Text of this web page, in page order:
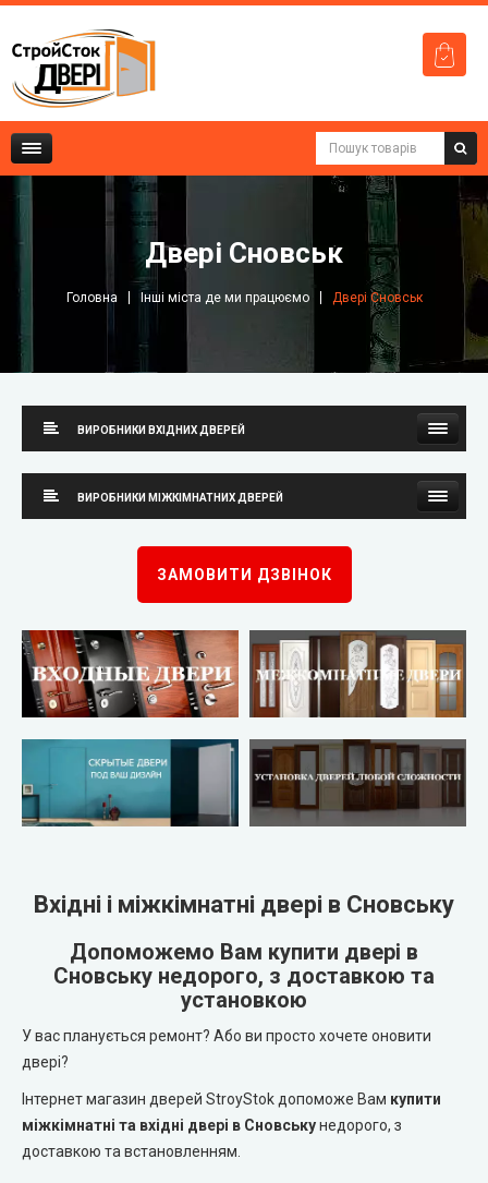
Двері Сновськ
Головна Інші міста де ми працюємо Двері Сновськ
ВИРОБНИКИ ВХІДНИХ ДВЕРЕЙ
Стильні двері
Arma (Арма)
STRAJ (Страж)
Qdoors (Кью Дорс)
FORT (Форт)
REDFORT (Редфорт)
Abwehr (Абвер)
Міністерство Дверей
Bulat (Булат)
ВИРОБНИКИ МІЖКІМНАТНИХ ДВЕРЕЙ
Neman (Неман)
New Style (Новий Стиль)
Оміс
KORFAD (Корфад)
Korfad Express (Корфад Експрес)
Korfad Excellence (фарба)
Papa Carlo (Папа Карло)
Leador Express (Леадор Експрес)
Leador Gloss
ЗАМОВИТИ ДЗВІНОК
Вхідні і міжкімнатні двері в Сновську
Допоможемо Вам купити двері в
Сновську недорого, з доставкою та
установкою
У вас планується ремонт? Або ви просто хочете оновити
двері?
Інтернет магазин дверей StroyStok допоможе Вам купити
міжкімнатні та вхідні двері в Сновськунедорого, з
доставкою та встановленням.